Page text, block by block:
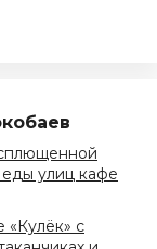
еды улиц кафе
«Кулёк» с